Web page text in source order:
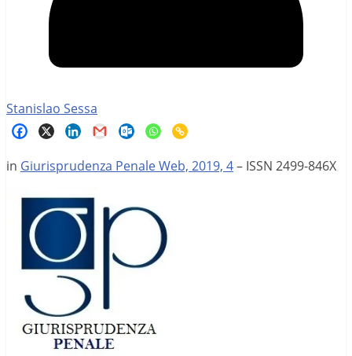
Stanislao Sessa
in Giurisprudenza Penale Web, 2019, 4– ISSN 2499-846X